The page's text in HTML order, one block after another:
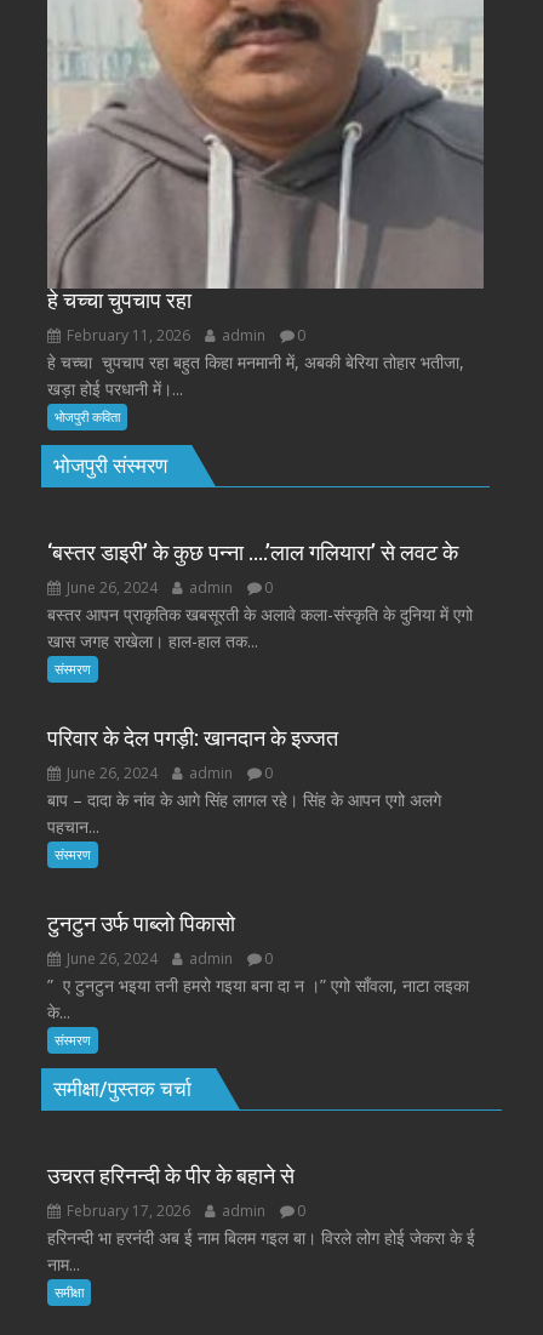
हे चच्चा चुपचाप रहा
February 11, 2026 admin 0
हे चच्चा चुपचाप रहा बहुत किहा मनमानी में, अबकी बेरिया तोहार भतीजा,
खड़ा होई परधानी में।...
भोजपुरी कविता
भोजपुरी संस्मरण
‘बस्तर डाइरी’ के कुछ पन्ना ….’लाल गलियारा’ से लवट के
June 26, 2024 admin 0
बस्तर आपन प्राकृतिक खबसूरती के अलावे कला-संस्कृति के दुनिया में एगो
खास जगह राखेला। हाल-हाल तक...
संस्मरण
परिवार के देल पगड़ी: खानदान के इज्जत
June 26, 2024 admin 0
बाप – दादा के नांव के आगे सिंह लागल रहे। सिंह के आपन एगो अलगे
पहचान...
संस्मरण
टुनटुन उर्फ पाब्लो पिकासो
June 26, 2024 admin 0
” ए टुनटुन भइया तनी हमरो गइया बना दा न ।” एगो साँवला, नाटा लइका
के...
संस्मरण
समीक्षा/पुस्तक चर्चा
उचरत हरिनन्दी के पीर के बहाने से
February 17, 2026 admin 0
हरिनन्दी भा हरनंदी अब ई नाम बिलम गइल बा। विरले लोग होई जेकरा के ई
नाम...
समीक्षा